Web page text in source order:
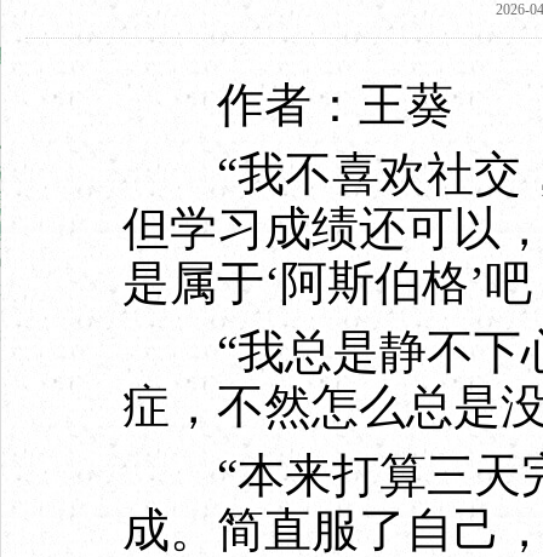
2026-
作者：王葵
“我不喜欢社交，
但学习成绩还可以
是属于‘阿斯伯格’吧
“我总是静不下
症，不然怎么总是
“本来打算三天完
成。简直服了自己